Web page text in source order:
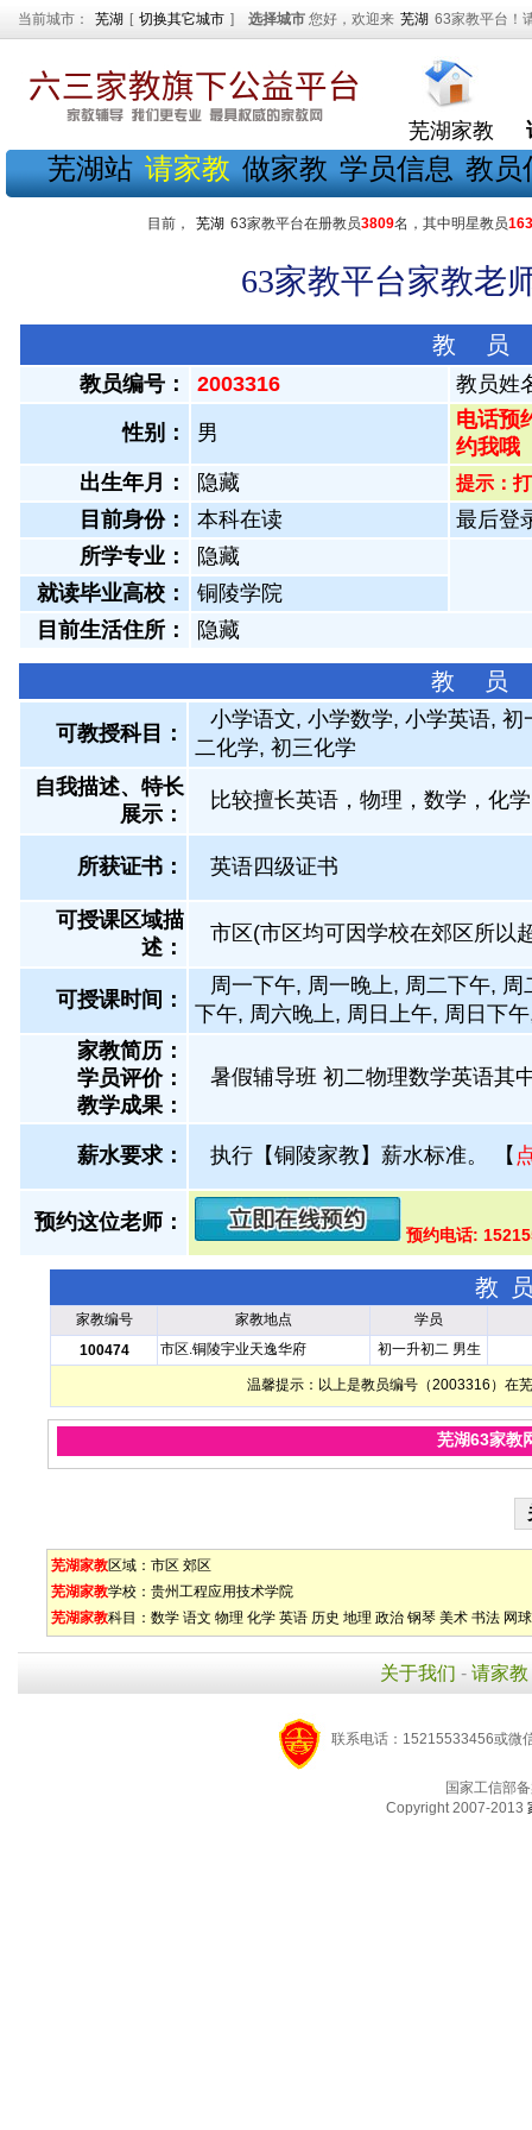
当前城市： 芜湖 [ 切换其它城市 ] 选择城市 您好，欢迎来 芜湖 63家教平台！
芜湖家教
芜湖站 请家教 做家教 学员信息 教员
目前， 芜湖 63家教平台在册教员3809名，其中明星教员163
63家教平台家教老
教 员
教员编号： 2003316 教员姓
性别： 男
电话预
约我哦
出生年月：
隐藏 提示：
目前身份： 本科在读
最后登
所学专业：
隐藏
就读毕业高校：
铜陵学院
目前生活住所：
隐藏
教 员
可教授科目：
小学语文, 小学数学, 小学英语,
二化学, 初三化学
自我描述、特长
展示 ：
比较擅长英语，物理，数学，化学
所获证书 ： 英语四级证书
可授课区域描
述：
市区(市区均可因学校在郊区所以
可授课时间：
周一下午, 周一晚上, 周二下午,
下午, 周六晚上, 周日上午, 周日下
家教简历：
学员评价：
教学成果：
暑假辅导班 初二物理数学英语其
薪水要求： 执行【铜陵家教】薪水标准。 【
预约这位老师：
预约电话:
教
家教编号 家教地点
学员
100474
市区.铜陵宇业天逸华府 初一升初二 男生
温馨提示：以上是教员编号（2003316）在
芜湖63家教
芜湖家教区域： 市区 郊区
芜湖家教学校： 贵州工程应用技术学院
芜湖家教科目： 数学 语文 物理 化学 英语 历史 地理 政治 钢琴 美术 书法 网球
关于我们 - 请家教
联系电话：15215533456或微
国家工信部
Copyright 2007-2013